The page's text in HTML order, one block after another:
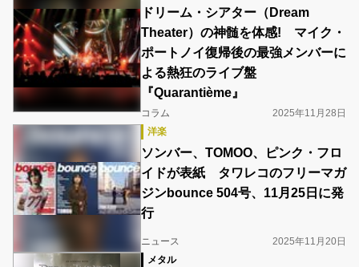
ドリーム・シアター（Dream
Theater）の神髄を体感! マイク・
ポートノイ復帰後の最強メンバーに
よる熱狂のライブ盤
『Quarantième』
コラム
2025年11月28日
洋楽
ソンバー、TOMOO、ピンク・フロ
イドが表紙 タワレコのフリーマガ
ジンbounce 504号、11月25日に発
行
ニュース
2025年11月20日
メタル